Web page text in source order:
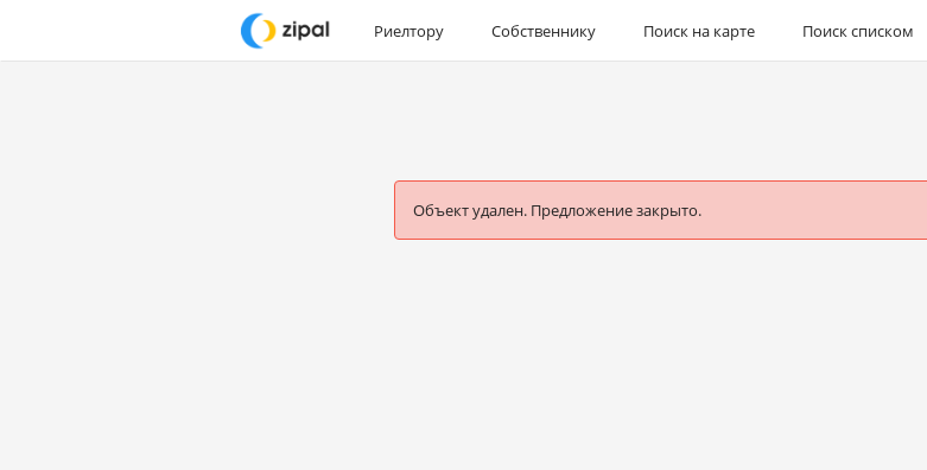
Риелтору Собственнику Поиск на карте Поиск списком
Объект удален. Предложение закрыто.